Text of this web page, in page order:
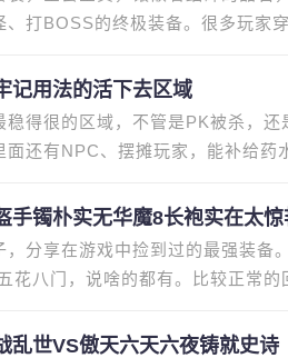
、打BOSS的终极装备。很多玩家
记用法的活下去区域
稳得很的区域，不管是PK被杀，
面还有NPC、摆摊玩家，能补给
手镯朴实无华魔8长袍实在太惊
，分享在游戏中捡到过的最强装备
花八门，说啥的都有。比较正常
乱世VS傲天六天六夜铸就史诗